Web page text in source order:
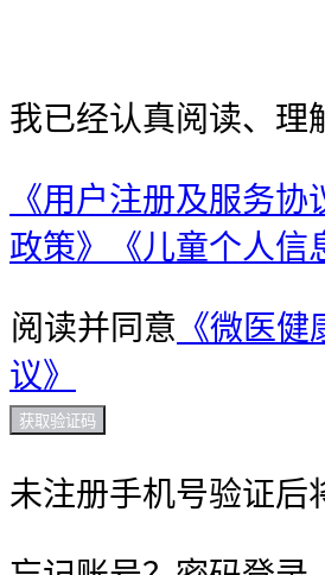
我已经认真阅读、理
《用户注册及服务协
政策》
《儿童个人信
阅读并同意 《微医
议》
获取验证码
未注册手机号验证后